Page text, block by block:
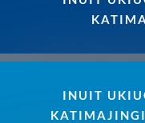
INUIT